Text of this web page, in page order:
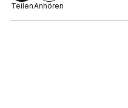
TeilenAnhören